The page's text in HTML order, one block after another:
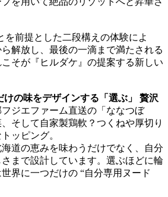
を前提とした二段構えの体験によ
解放し、最後の一滴まで満たされる
そが『ヒルダケ』の提案する新しい
けの味をデザインする「選ぶ」 贅沢
ジエファーム直送の「ななつぼ
そして自家製鶏軟？つくねや厚切り
ッピング。
海道の恵みを味わうだけでなく、自分
まで設計しています。選ぶほどに輪
界に一つだけの “自分専用ヌード